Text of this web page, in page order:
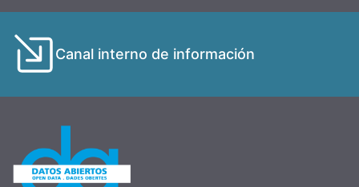
Canal interno de información